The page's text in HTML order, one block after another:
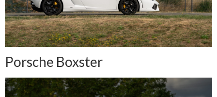
Porsche Boxster